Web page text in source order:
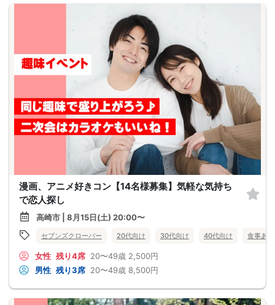
漫画、アニメ好きコン【14名様募集】気軽な気持ち
で恋人探し
高崎市 | 8月15日(土) 20:00〜
セブンズクローバー 20代向け 30代向け 40代向け 食事あり
女性 残り4席 20〜49歳 2,500円
男性 残り3席 20〜49歳 8,500円